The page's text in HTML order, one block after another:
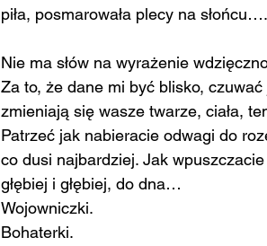
piła, posmarowała plecy na słońcu….
Nie ma słów na wyrażenie
Za to, że dane mi być blisko,
zmieniają się wasze twarze, ciała,
Patrzeć jak nabieracie odwagi do
co dusi najbardziej. Jak
głębiej i głębiej, do dna…
Wojowniczki.
Bohaterki.